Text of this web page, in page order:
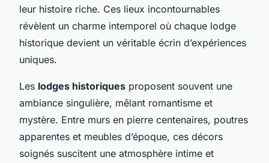
leur histoire riche. Ces lieux incontournables
révèlent un charme intemporel où chaque lodge
historique devient un véritable écrin d’expériences
uniques.
Les lodges historiques proposent souvent une
ambiance singulière, mêlant romantisme et
mystère. Entre murs en pierre centenaires, poutres
apparentes et meubles d’époque, ces décors
soignés suscitent une atmosphère intime et